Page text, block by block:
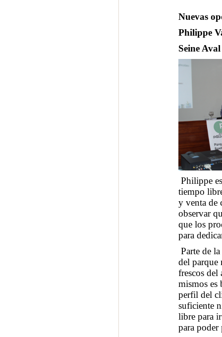
Nuevas
Philippe
Seine
Philippe
tiempo
y venta de
observar
que los
para
Parte de
del parque
frescos del
mismos es
perfil del
suficiente
libre para
para poder